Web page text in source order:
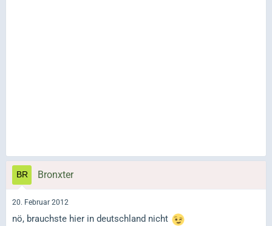
Bronxter
20. Februar 2012
nö, brauchste hier in deutschland nicht